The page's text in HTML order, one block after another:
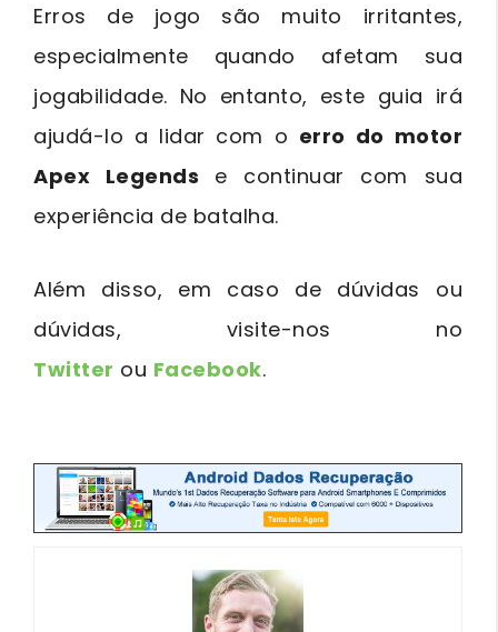
Erros de jogo são muito irritantes,
especialmente quando afetam sua
jogabilidade. No entanto, este guia irá
ajudá-lo a lidar com o erro do motor
Apex Legends e continuar com sua
experiência de batalha.
Além disso, em caso de dúvidas ou
dúvidas, visite-nos no
Twitter ou Facebook.